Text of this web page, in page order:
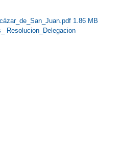
1.86 MB
Resolucion_Delegacion